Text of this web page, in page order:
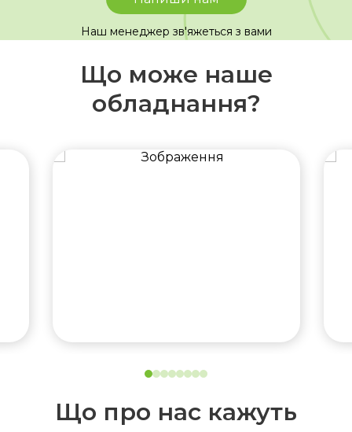
Наш менеджер зв'яжеться з вами
Що може наше
обладнання?
Що про нас кажуть